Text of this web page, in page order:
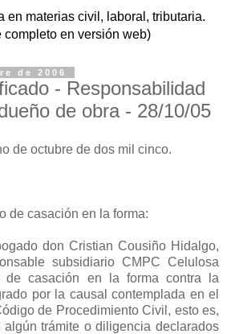
en materias civil, laboral, tributaria.
completo en versión web)
de 2006
- Responsabilidad
de obra - 28/10/05
de octubre de dos mil cinco.
de casación en la forma:
don Cristian Cousiño Hidalgo,
subsidiario CMPC Celulosa
de casación en la forma contra la
por la causal contemplada en el
de Procedimiento Civil, esto es,
trámite o diligencia declarados